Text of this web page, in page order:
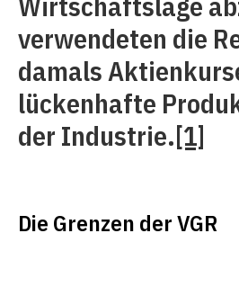
verwendeten die
damals
lückenhafte
der Industrie.[1]
Die Grenzen der VGR